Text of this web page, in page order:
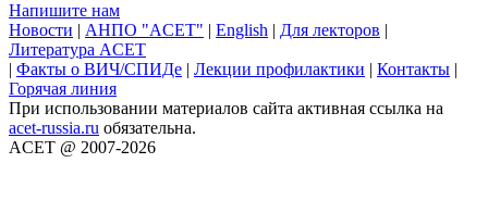
Напишите нам
Новости | АНПО "ACET" | English | Для лекторов |
Литература ACET
| Факты о ВИЧ/СПИДе | Лекции профилактики | Контакты |
Горячая линия
При использовании материалов сайта активная ссылка на
acet-russia.ru обязательна.
ACET @ 2007-2026